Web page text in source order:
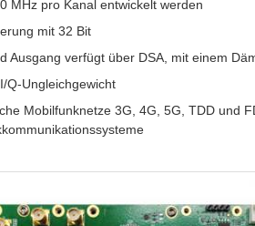
MHz pro Kanal entwickelt werden
mit 32 Bit
Ausgang verfügt über DSA, mit einem
Q-Ungleichgewicht
Mobilfunknetze 3G, 4G, 5G, TDD und